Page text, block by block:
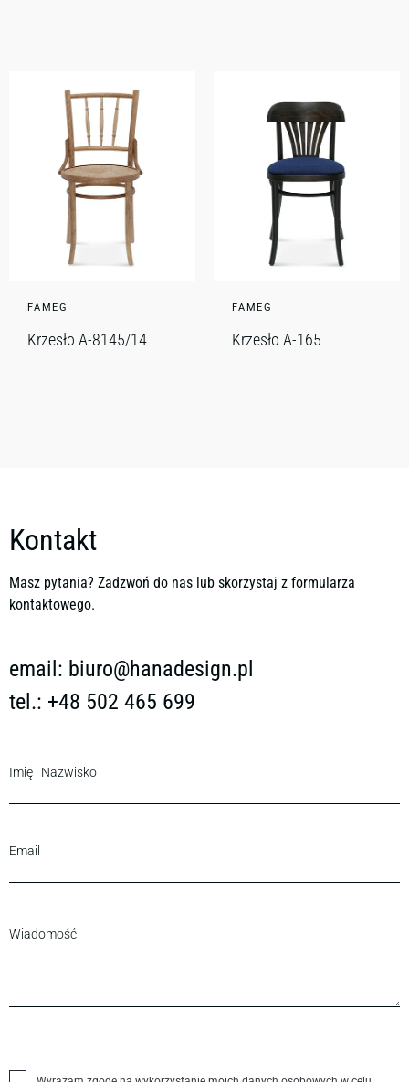
FAMEG
Krzesło A-8145/14
FAMEG
Krzesło A-165
Kontakt
Masz pytania? Zadzwoń do nas lub skorzystaj z formularza
kontaktowego.
email: biuro@hanadesign.pl
tel.: +48 502 465 699